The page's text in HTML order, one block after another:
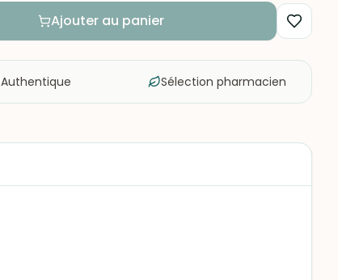
Ajouter au panier
Authentique Sélection pharmacien